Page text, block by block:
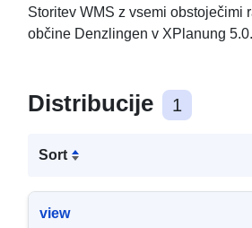
Storitev WMS z vsemi obstoječimi
občine Denzlingen v XPlanung 5.0.
Distribucije 1
Sort
view